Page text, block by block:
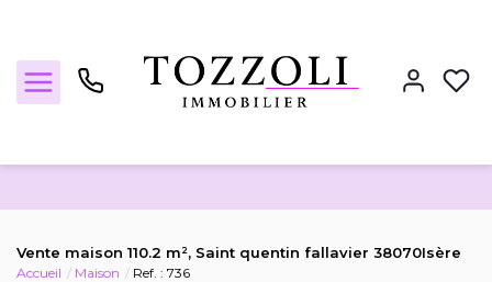
Vente maison 110.2 m², Saint quentin fallavier 38070Isère
Accueil Maison Ref. : 736